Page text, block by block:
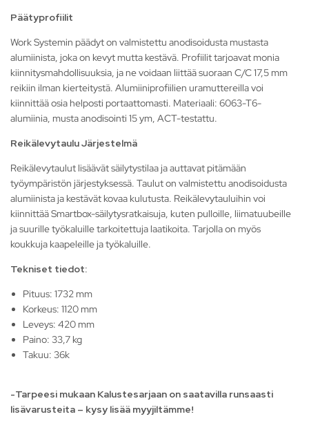
Päätyprofiilit
Work Systemin päädyt on valmistettu anodisoidusta mustasta
alumiinista, joka on kevyt mutta kestävä. Profiilit tarjoavat monia
kiinnitysmahdollisuuksia, ja ne voidaan liittää suoraan C/C 17,5 mm
reikiin ilman kierteitystä. Alumiiniprofiilien uramuttereilla voi
kiinnittää osia helposti portaattomasti. Materiaali: 6063-T6-
alumiinia, musta anodisointi 15 ym, ACT-testattu.
Reikälevytaulu Järjestelmä
Reikälevytaulut lisäävät säilytystilaa ja auttavat pitämään
työympäristön järjestyksessä. Taulut on valmistettu anodisoidusta
alumiinista ja kestävät kovaa kulutusta. Reikälevytauluihin voi
kiinnittää Smartbox-säilytysratkaisuja, kuten pulloille, liimatuubeille
ja suurille työkaluille tarkoitettuja laatikoita. Tarjolla on myös
koukkuja kaapeleille ja työkaluille.
Tekniset tiedot:
Pituus: 1732 mm
Korkeus: 1120 mm
Leveys: 420 mm
Paino: 33,7 kg
Takuu: 36k
-Tarpeesi mukaan Kalustesarjaan on saatavilla runsaasti
lisävarusteita – kysy lisää myyjiltämme!